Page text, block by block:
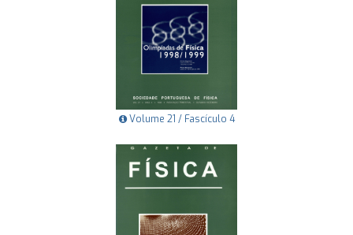
Volume 21 / Fascículo 4